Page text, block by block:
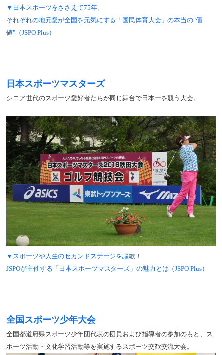
▼日本スポーツをささえて75年。
それぞれの地元愛が全国を元気にする「国民体育大会」の本当の"価
値"（JSPO Plus）
日本スポーツマスターズ
シニア世代のスポーツ愛好者たちが同じ舞台で日本一を競う大会。
▼スポーツや人生のセカンドステージを謳歌！
JSPOが主催する「日本スポーツマスターズ」の魅力とは（JSPO Plus）
全国スポーツ少年大会
全国都道府県スポーツ少年団代表の団員および指導者の参加のもと、ス
ポーツ活動・文化学習活動等を実施するスポーツ交歓交流大会。